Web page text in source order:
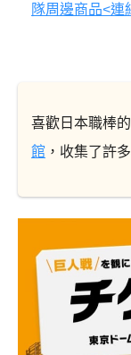
隊周邊商品<連
喜歡日本職棒
館 ，收集了許